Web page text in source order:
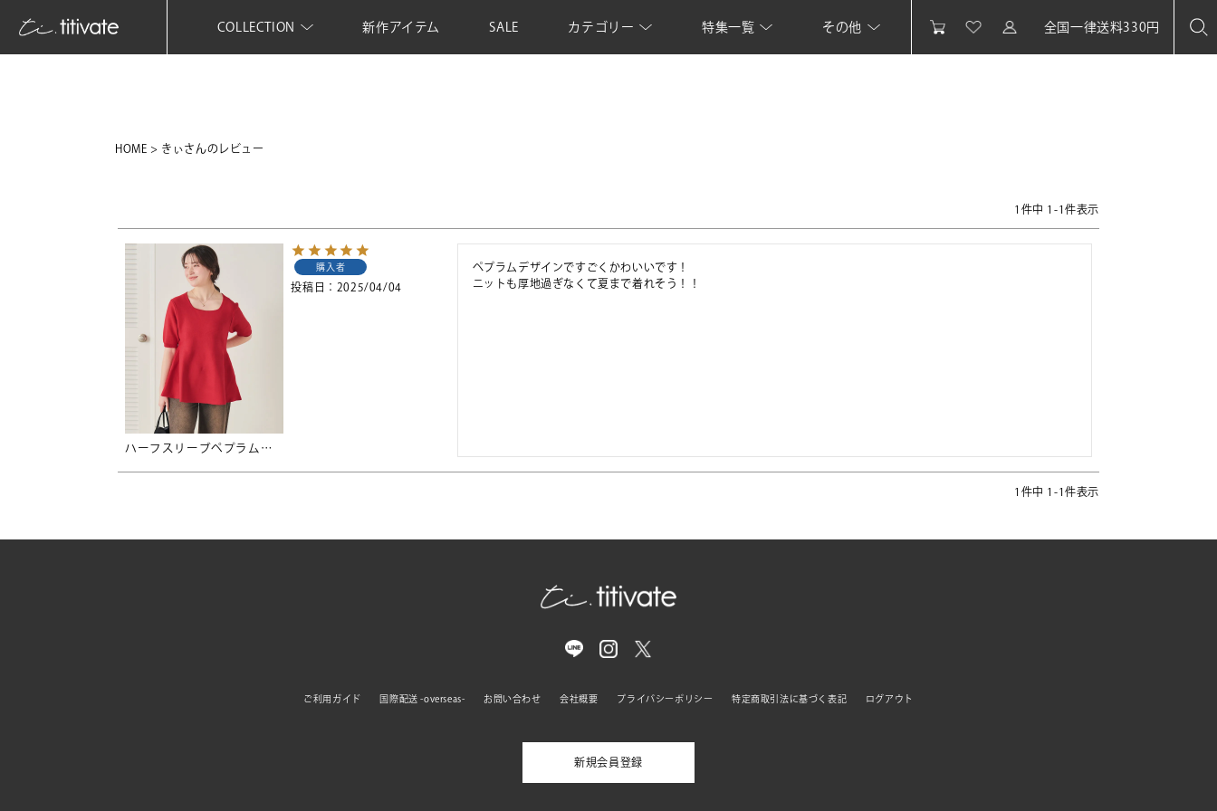
COLLECTION 新作アイテム SALE カテゴリー 特集一覧 その他 全国一律送料330円
HOME きぃさんのレビュー
1 件中 1 -1件表示
ハーフスリーブペプラムニットトップス
購入者
投稿日 2025/04/04
ペプラムデザインですごくかわいいです！
ニットも厚地過ぎなくて夏まで着れそう！！
1 件中 1 -1件表示
ご利用ガイド 国際配送 -overseas- お問い合わせ 会社概要 プライバシーポリシー 特定商取引法に基づく表記 ログアウト
新規会員登録